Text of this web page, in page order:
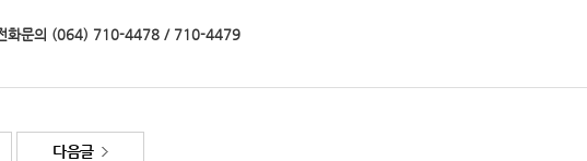
화문의 (064) 710-4478 / 710-4479
다음글